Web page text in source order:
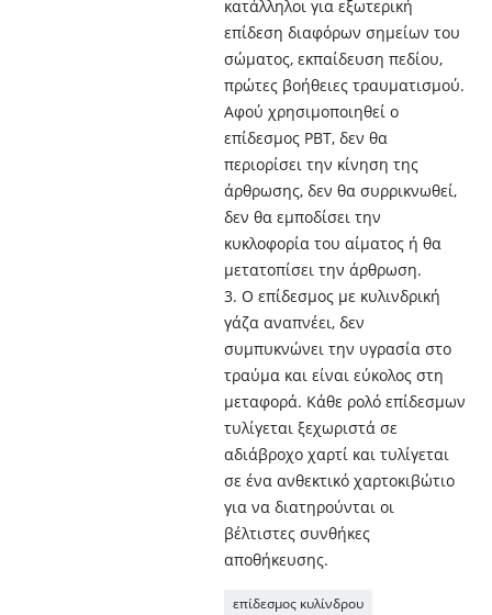
κατάλληλοι για εξωτερική
επίδεση διαφόρων σημείων του
σώματος, εκπαίδευση πεδίου,
πρώτες βοήθειες τραυματισμού.
Αφού χρησιμοποιηθεί ο
επίδεσμος PBT, δεν θα
περιορίσει την κίνηση της
άρθρωσης, δεν θα συρρικνωθεί,
δεν θα εμποδίσει την
κυκλοφορία του αίματος ή θα
μετατοπίσει την άρθρωση.
3. Ο επίδεσμος με κυλινδρική
γάζα αναπνέει, δεν
συμπυκνώνει την υγρασία στο
τραύμα και είναι εύκολος στη
μεταφορά. Κάθε ρολό επίδεσμων
τυλίγεται ξεχωριστά σε
αδιάβροχο χαρτί και τυλίγεται
σε ένα ανθεκτικό χαρτοκιβώτιο
για να διατηρούνται οι
βέλτιστες συνθήκες
αποθήκευσης.
επίδεσμος κυλίνδρου